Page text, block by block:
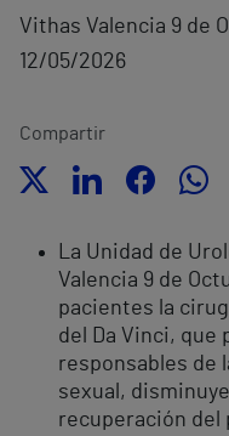
Vithas Valencia 9 de
12/05/2026
Compartir
La Unidad de
Valencia 9 de
pacientes la
del Da Vinci,
responsables de
sexual,
recuperación del